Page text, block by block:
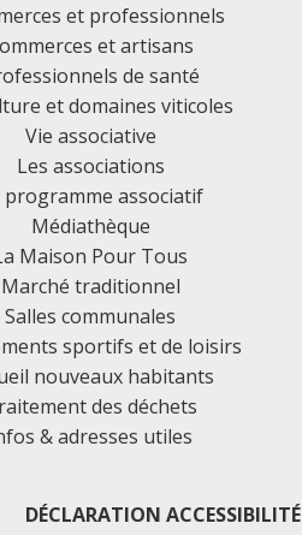
et professionnels
et artisans
de santé
et domaines viticoles
Vie associative
Les associations
programme associatif
Médiathèque
Maison Pour Tous
Marché traditionnel
Salles communales
sportifs et de loisirs
nouveaux habitants
des déchets
& adresses utiles
DÉCLARATION ACCESSIBILITÉ